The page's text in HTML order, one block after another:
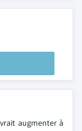
augmenter à